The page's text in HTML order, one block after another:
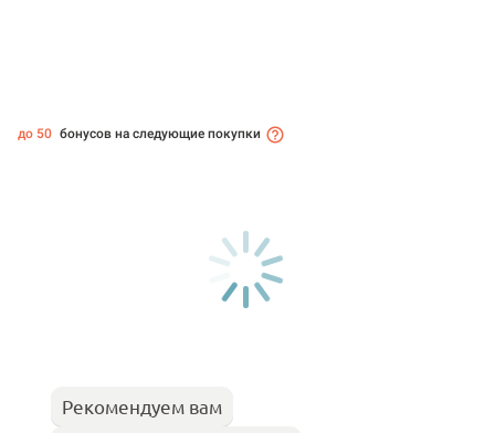
до 50 бонусов на следующие покупки
Рекомендуем вам